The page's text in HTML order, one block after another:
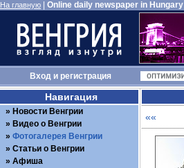
На главную Online daily newspaper in Hungary
Входи регистрация
««
Навигация
Новости Венгрии
Видео о Венгрии
Фотогалерея Венгрии
Статьи о Венгрии
Афиша